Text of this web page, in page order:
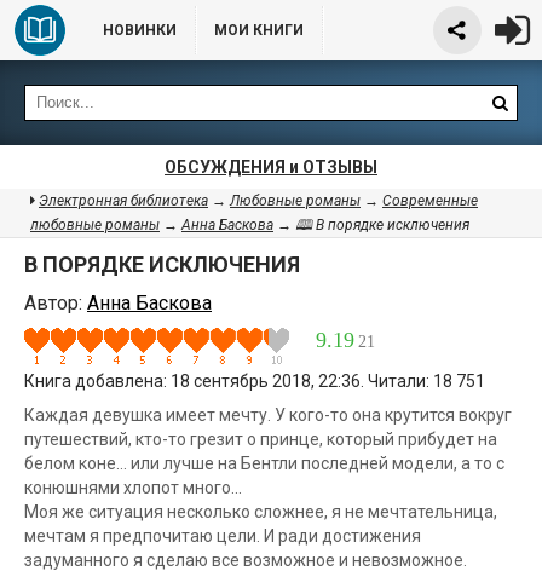
НОВИНКИ МОИ КНИГИ
ОБСУЖДЕНИЯ и ОТЗЫВЫ
Электронная библиотека →Любовные романы → Современные
любовные романы →Анна Баскова → 🕮 В порядке исключения
В ПОРЯДКЕ ИСКЛЮЧЕНИЯ
Автор: Анна Баскова
9.19 21
Книга добавлена: 18 сентябрь 2018, 22:36. Читали: 18 751
Каждая девушка имеет мечту. У кого-то она крутится вокруг
путешествий, кто-то грезит о принце, который прибудет на
белом коне... или лучше на Бентли последней модели, а то с
конюшнями хлопот много...
Моя же ситуация несколько сложнее, я не мечтательница,
мечтам я предпочитаю цели. И ради достижения
задуманного я сделаю все возможное и невозможное.